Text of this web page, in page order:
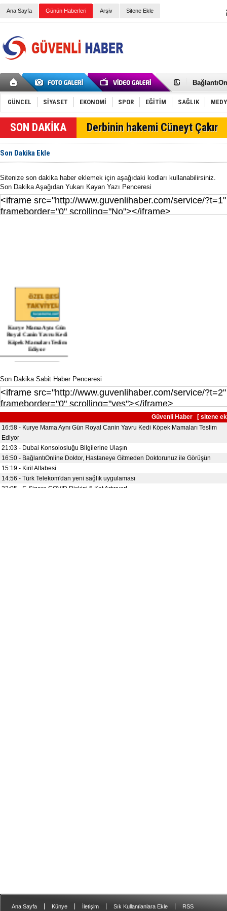
Ana Sayfa Günün Haberleri Arşiv Sitene Ekle
Kiril
Türk
E-Sigara
Alper
Yavru
Konya’da
Konya
Danabol
GÜNCEL SİYASET EKONOMİ SPOR EĞİTİM SAĞLIK
SON DAKİKA Derbinin hakemi Cüneyt Çakır
Son Dakika Ekle
Sitenize son dakika haber eklemek için aşağıdaki kodları kullanabilirsiniz.
Son Dakika Aşağıdan Yukarı Kayan Yazı Penceresi
Son Dakika Sabit Haber Penceresi
Ana Sayfa Künye İletişim Sık Kullanılanlara Ekle RSS